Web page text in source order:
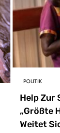
POLITIK
Help Zur
„Größte
Weitet